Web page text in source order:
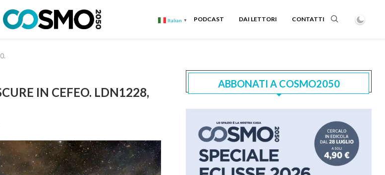
Italian ▼ PODCAST DAI LETTORI CONTATTI
IN CEFEO. LDN1228,
ABBONATI A COSMO2050